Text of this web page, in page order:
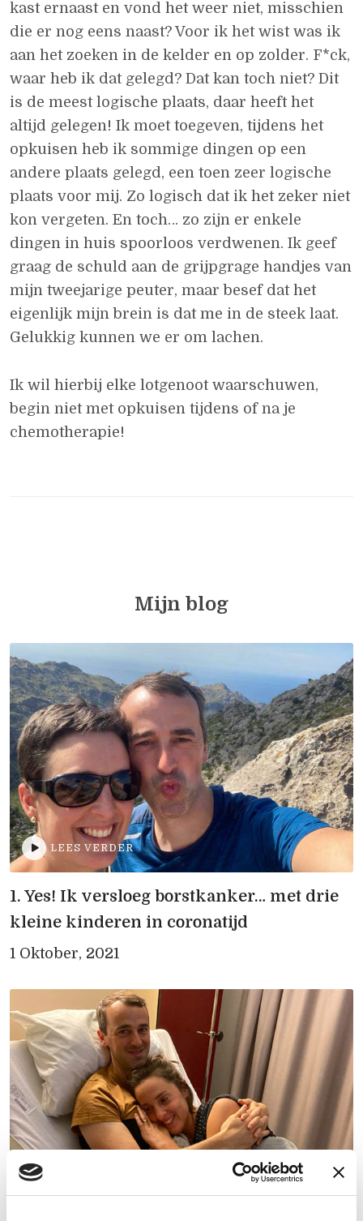
kast ernaast en vond het weer niet, misschien
die er nog eens naast? Voor ik het wist was ik
aan het zoeken in de kelder en op zolder. F*ck,
waar heb ik dat gelegd? Dat kan toch niet? Dit
is de meest logische plaats, daar heeft het
altijd gelegen! Ik moet toegeven, tijdens het
opkuisen heb ik sommige dingen op een
andere plaats gelegd, een toen zeer logische
plaats voor mij. Zo logisch dat ik het zeker niet
kon vergeten. En toch… zo zijn er enkele
dingen in huis spoorloos verdwenen. Ik geef
graag de schuld aan de grijpgrage handjes van
mijn tweejarige peuter, maar besef dat het
eigenlijk mijn brein is dat me in de steek laat.
Gelukkig kunnen we er om lachen.
Ik wil hierbij elke lotgenoot waarschuwen,
begin niet met opkuisen tijdens of na je
chemotherapie!
Mijn blog
LEES VERDER
1. Yes! Ik versloeg borstkanker… met drie
kleine kinderen in coronatijd
1 Oktober, 2021
LEES VERDER